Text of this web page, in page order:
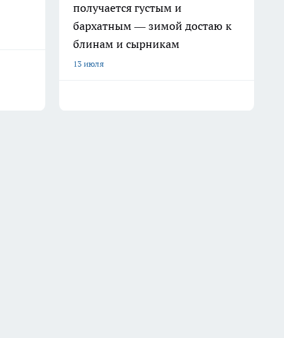
получается густым и
бархатным — зимой достаю к
блинам и сырникам
13 июля